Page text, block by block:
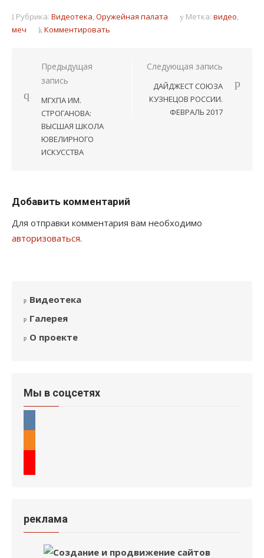
Рубрика: Видеотека,Оружейная палата Метка: видео,
меч
Комментировать
Навигация
записям
Предыдущая
запись
МГХПА ИМ.
СТРОГАНОВА:
ВЫСШАЯ ШКОЛА
ЮВЕЛИРНОГО
ИСКУССТВА
Следующая запись
ДАЙДЖЕСТ СОЮЗА
КУЗНЕЦОВ РОССИИ.
ФЕВРАЛЬ 2017
Добавить комментарий
Для отправки комментария вам необходимо
авторизоваться.
Видеотека
Галерея
О проекте
Мы в соцсетях
реклама